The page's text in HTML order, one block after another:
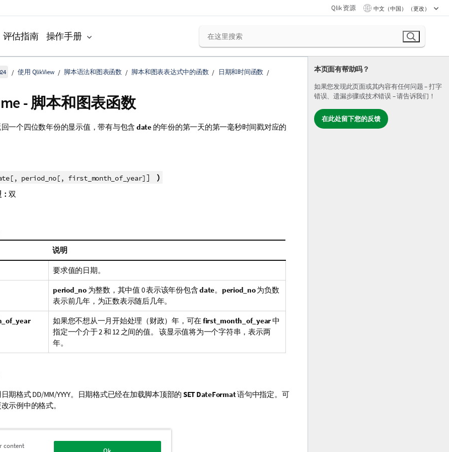
Qlik 资源 中文（中国） （更改）
评估指南 操作手册
本页面有帮助吗？
如果您发现此页面或其内容有任何问题 – 打字
错误、遗漏步骤或技术错误 – 请告诉我们！
在此处留下您的反馈
使用 QlikView 脚本语法和图表函数 脚本和图表表达式中的函数 日期和时间函数
- 脚本和图表函数
一个四位数年份的显示值，带有与包含 date的年份的第一天的第一毫秒时间戳对应的
period_no[, first_month_of_year]] )
双
说明
要求值的日期。
period_no为整数，其中值 0 表示该年份包含date。 period_no为负数
表示前几年，为正数表示随后几年。
如果您不想从一月开始处理（财政）年，可在 first_month_of_year中
指定一个介于 2 和 12 之间的值。 该显示值将为一个字符串，表示两
年。
期格式 DD/MM/YYYY。日期格式已经在加载脚本顶部的 SET DateFormat语句中指定。可
示例中的格式。
10/2001')
content